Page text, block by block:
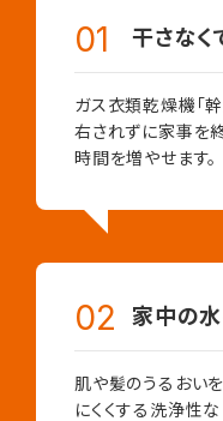
干さなく
ガス衣類乾燥機「
右されずに家事を
時間を増やせます。
家中の
肌や髪のうるおい
にくくする洗浄性